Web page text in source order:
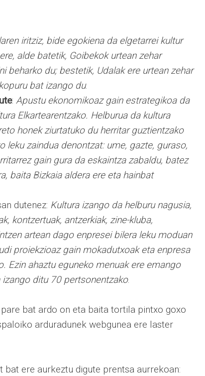
iritziz, bide egokiena da elgetarrei kultur
alde batetik, Goibekok urtean zehar
beharko du; bestetik, Udalak ere urtean zehar
bat izango du.
: Apustu ekonomikoaz gain estrategikoa da
Elkartearentzako. Helburua da kultura
honek ziurtatuko du herritar guztientzako
leku zaindua denontzat: ume, gazte, guraso,
gain gura da eskaintza zabaldu, batez
baita Bizkaia aldera ere eta hainbat
dutenez: Kultura izango da helburu nagusia,
kontzertuak, antzerkiak, zine-kluba,
artean dago enpresei bilera leku moduan
proiekzioaz gain mokadutxoak eta enpresa
Ezin ahaztu eguneko menuak ere emango
izango ditu 70 pertsonentzako.
bat ardo on eta baita tortila pintxo goxo
arduradunek webgunea ere laster
ere aurkeztu digute prentsa aurrekoan: